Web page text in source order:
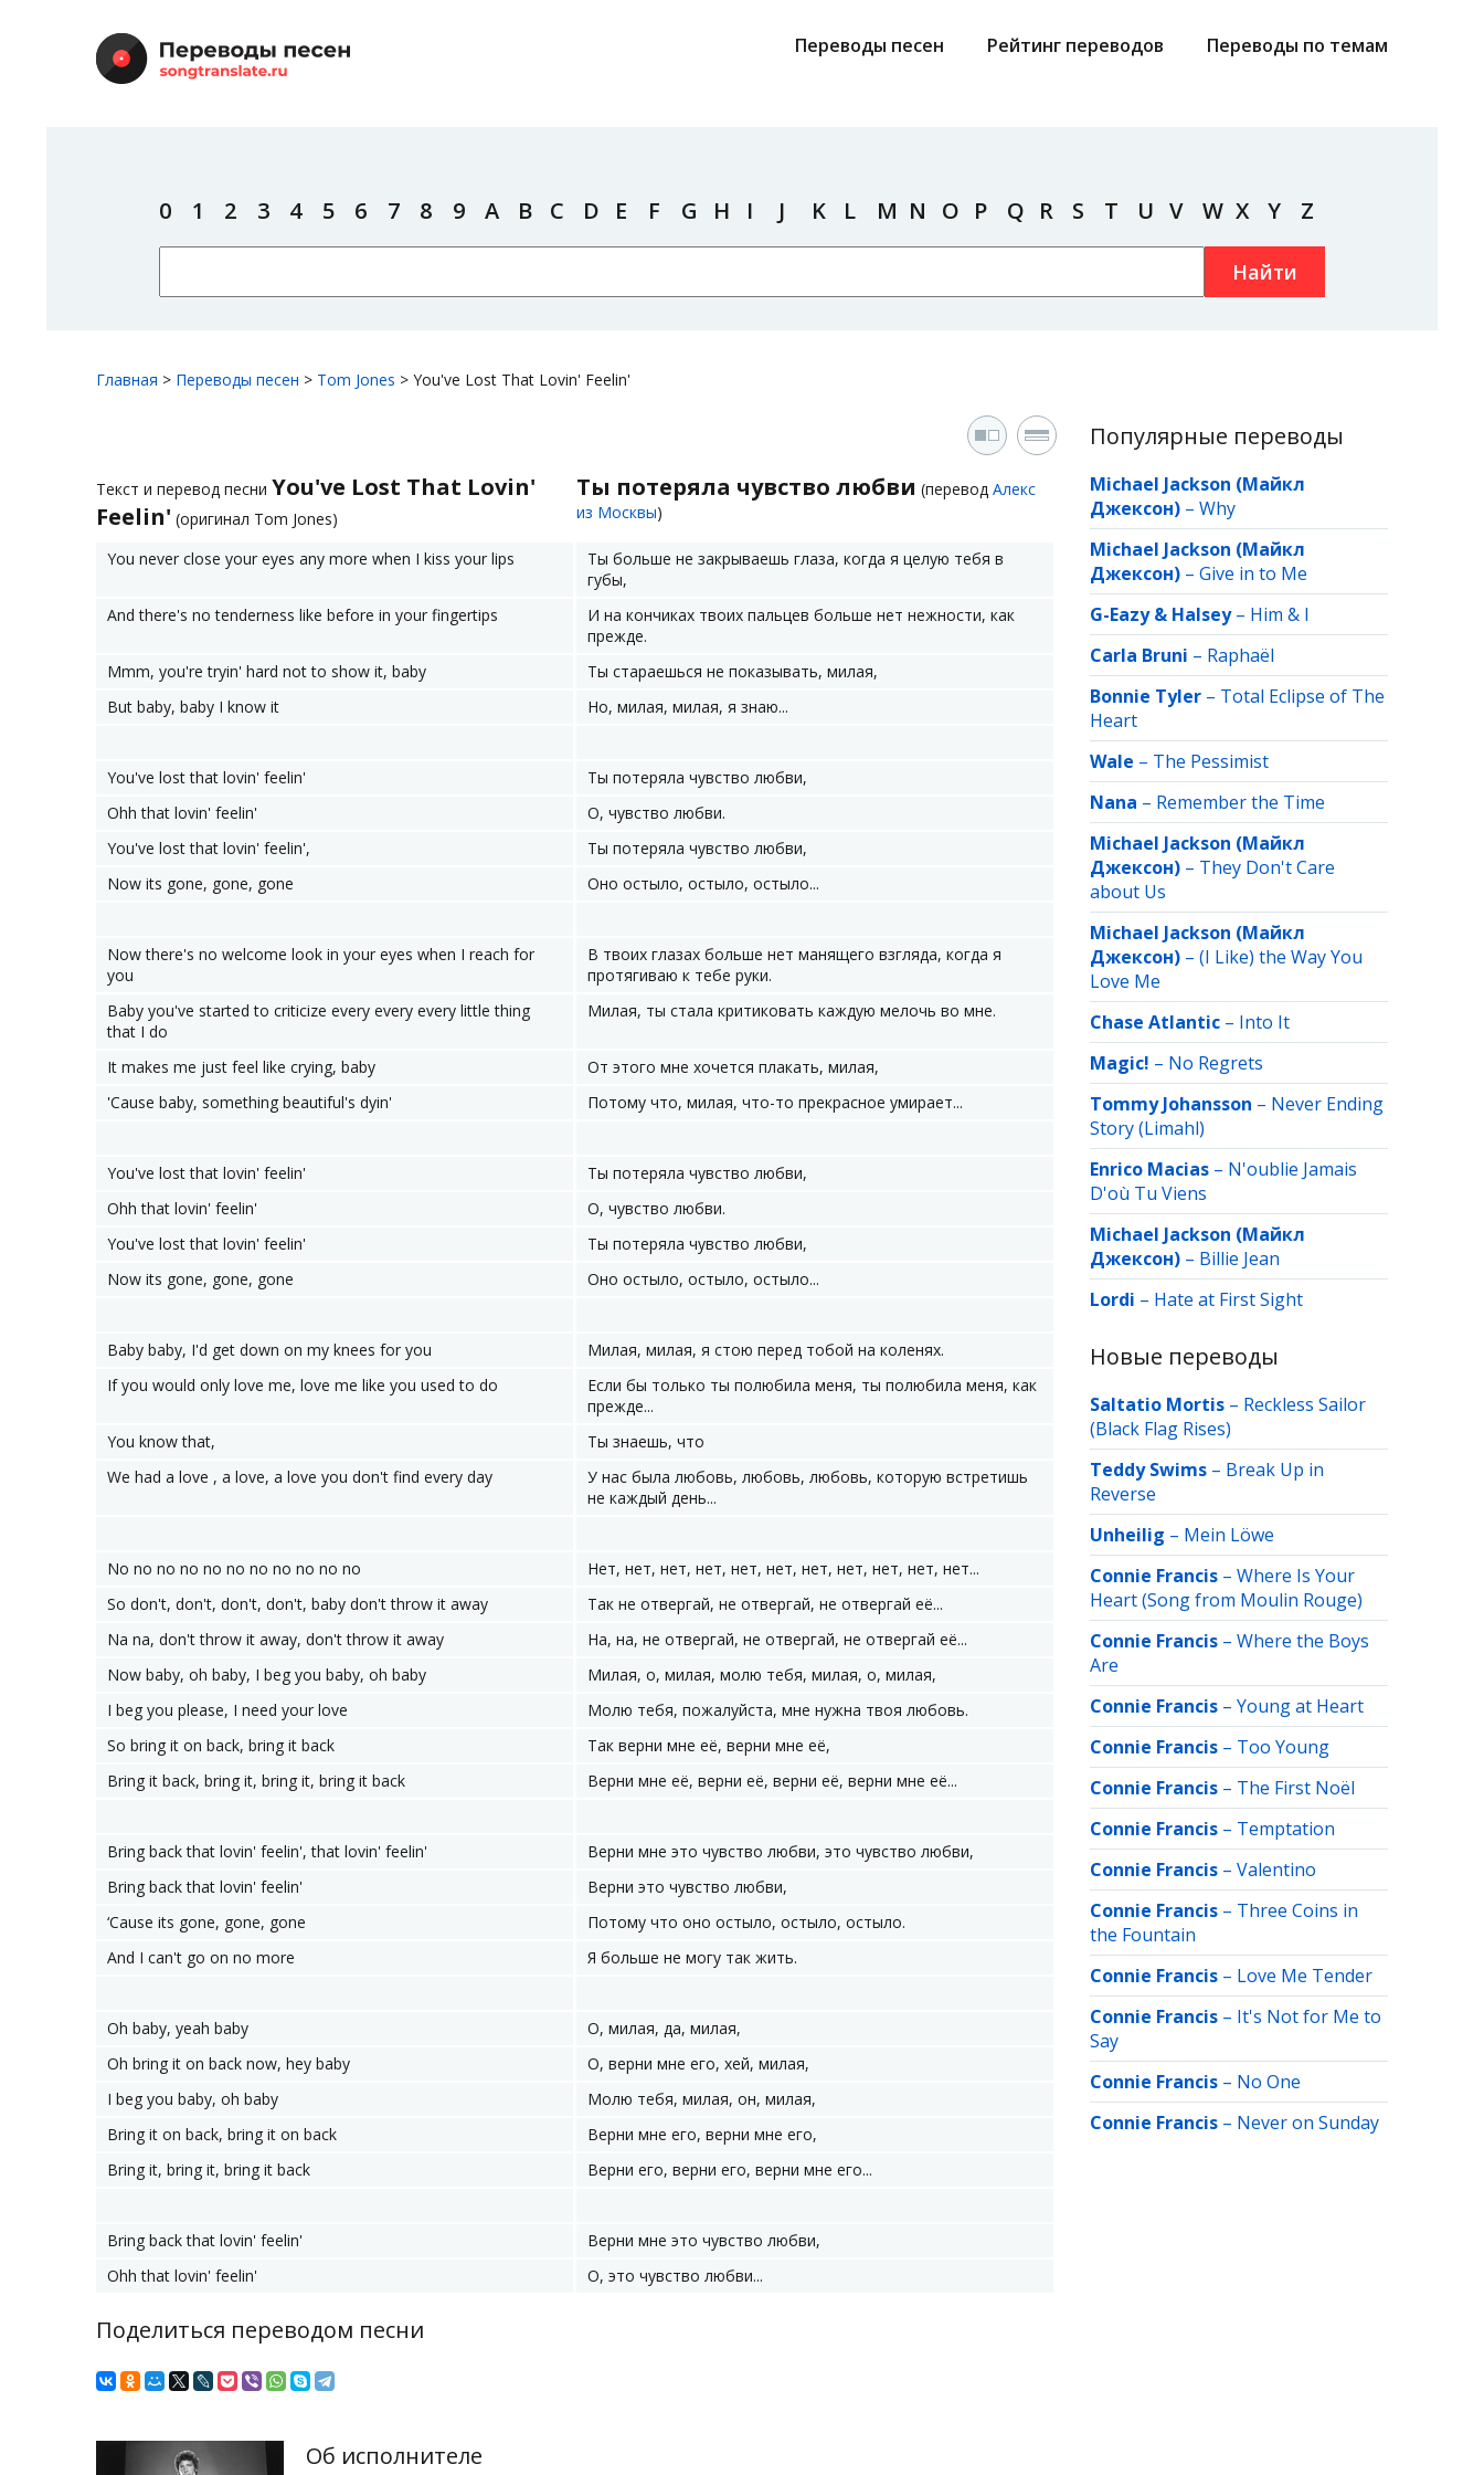
Переводы песен Рейтинг переводов Переводы по темам
0 1 2 3 4 5 6 7 8 9 A B C D E F G H I J K L M N O P Q R S T U V W X Y Z
Найти
Главная > Переводы песен > Tom Jones > You've Lost That Lovin' Feelin'
Текст и перевод песни You've Lost That Lovin'
Feelin' (оригинал Tom Jones)
Ты потеряла чувство любви (перевод Алекс
из Москвы)
You never close your eyes any more when I kiss your lips
Ты больше не закрываешь глаза, когда я целую тебя в
губы,
And there's no tenderness like before in your fingertips
И на кончиках твоих пальцев больше нет нежности, как
прежде.
Mmm, you're tryin' hard not to show it, baby
Ты стараешься не показывать, милая,
But baby, baby I know it
Но, милая, милая, я знаю...
You've lost that lovin' feelin'
Ты потеряла чувство любви,
Ohh that lovin' feelin'
О, чувство любви.
You've lost that lovin' feelin',
Ты потеряла чувство любви,
Now its gone, gone, gone
Оно остыло, остыло, остыло...
Now there's no welcome look in your eyes when I reach for
you
В твоих глазах больше нет манящего взгляда, когда я
протягиваю к тебе руки.
Baby you've started to criticize every every every little thing
that I do
Милая, ты стала критиковать каждую мелочь во мне.
It makes me just feel like crying, baby
От этого мне хочется плакать, милая,
'Cause baby, something beautiful's dyin'
Потому что, милая, что-то прекрасное умирает...
You've lost that lovin' feelin'
Ты потеряла чувство любви,
Ohh that lovin' feelin'
О, чувство любви.
You've lost that lovin' feelin'
Ты потеряла чувство любви,
Now its gone, gone, gone
Оно остыло, остыло, остыло...
Baby baby, I'd get down on my knees for you
Милая, милая, я стою перед тобой на коленях.
If you would only love me, love me like you used to do
Если бы только ты полюбила меня, ты полюбила меня, как
прежде...
You know that,
Ты знаешь, что
We had a love , a love, a love you don't find every day
У нас была любовь, любовь, любовь, которую встретишь
не каждый день...
No no no no no no no no no no no
Нет, нет, нет, нет, нет, нет, нет, нет, нет, нет, нет...
So don't, don't, don't, don't, baby don't throw it away
Так не отвергай, не отвергай, не отвергай её...
Na na, don't throw it away, don't throw it away
На, на, не отвергай, не отвергай, не отвергай её...
Now baby, oh baby, I beg you baby, oh baby
Милая, о, милая, молю тебя, милая, о, милая,
I beg you please, I need your love
Молю тебя, пожалуйста, мне нужна твоя любовь.
So bring it on back, bring it back
Так верни мне её, верни мне её,
Bring it back, bring it, bring it, bring it back
Верни мне её, верни её, верни её, верни мне её...
Bring back that lovin' feelin', that lovin' feelin'
Верни мне это чувство любви, это чувство любви,
Bring back that lovin' feelin'
Верни это чувство любви,
‘Cause its gone, gone, gone
Потому что оно остыло, остыло, остыло.
And I can't go on no more
Я больше не могу так жить.
Oh baby, yeah baby
О, милая, да, милая,
Oh bring it on back now, hey baby
О, верни мне его, хей, милая,
I beg you baby, oh baby
Молю тебя, милая, он, милая,
Bring it on back, bring it on back
Верни мне его, верни мне его,
Bring it, bring it, bring it back
Верни его, верни его, верни мне его...
Bring back that lovin' feelin'
Верни мне это чувство любви,
Ohh that lovin' feelin'
О, это чувство любви...
Поделиться переводом песни
Об исполнителе
Популярные переводы
Michael Jackson (Майкл
Джексон) – Why
Michael Jackson (Майкл
Джексон) – Give in to Me
G-Eazy & Halsey– Him & I
Carla Bruni – Raphaёl
Bonnie Tyler – Total Eclipse of The
Heart
Wale – The Pessimist
Nana – Remember the Time
Michael Jackson (Майкл
Джексон) – They Don't Care
about Us
Michael Jackson (Майкл
Джексон) – (I Like) the Way You
Love Me
Chase Atlantic – Into It
Magic! – No Regrets
Tommy Johansson – Never Ending
Story (Limahl)
Enrico Macias – N'oublie Jamais
D'où Tu Viens
Michael Jackson (Майкл
Джексон) – Billie Jean
Lordi – Hate at First Sight
Новые переводы
Saltatio Mortis – Reckless Sailor
(Black Flag Rises)
Teddy Swims – Break Up in
Reverse
Unheilig – Mein Löwe
Connie Francis – Where Is Your
Heart (Song from Moulin Rouge)
Connie Francis – Where the Boys
Are
Connie Francis – Young at Heart
Connie Francis – Too Young
Connie Francis – The First Noël
Connie Francis – Temptation
Connie Francis – Valentino
Connie Francis – Three Coins in
the Fountain
Connie Francis – Love Me Tender
Connie Francis – It's Not for Me to
Say
Connie Francis – No One
Connie Francis – Never on Sunday